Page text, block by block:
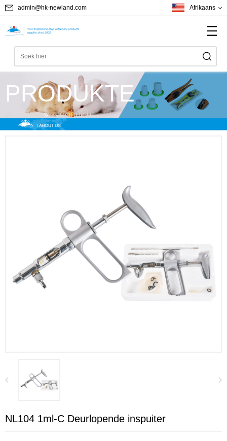
admin@hk-newland.com Afrikaans
PRODUKTE
Home PRODUKTE
NL104 1ml-C Deurlopende inspuiter